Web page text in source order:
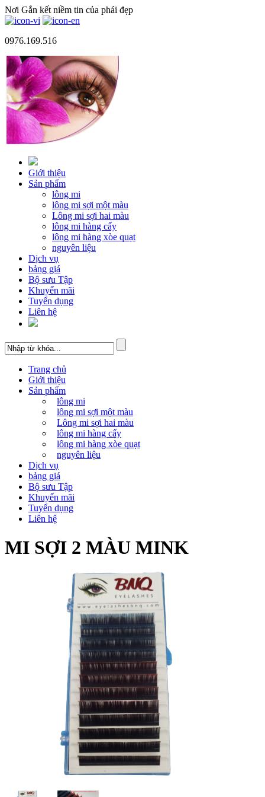
Nơi Gắn kết niềm tin của phái đẹp
0976.169.516
Giới thiệu
Sản phẩm
lông mi
lông mi sợi một màu
Lông mi sợi hai màu
lông mi hàng cấy
lông mi hàng xòe quạt
nguyên liệu
Dịch vụ
bảng giá
Bộ sưu Tập
Khuyến mãi
Tuyển dụng
Liên hệ
Trang chủ
Giới thiệu
Sản phẩm
lông mi
lông mi sợi một màu
Lông mi sợi hai màu
lông mi hàng cấy
lông mi hàng xòe quạt
nguyên liệu
Dịch vụ
bảng giá
Bộ sưu Tập
Khuyến mãi
Tuyển dụng
Liên hệ
MI SỢI 2 MÀU MINK